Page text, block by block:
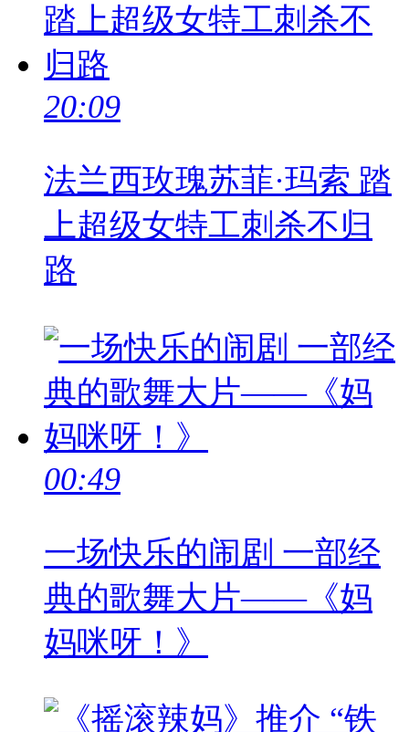
20:09
法兰西玫瑰苏菲·玛索 踏
上超级女特工刺杀不归
路
00:49
一场快乐的闹剧 一部经
典的歌舞大片——《妈
妈咪呀！》